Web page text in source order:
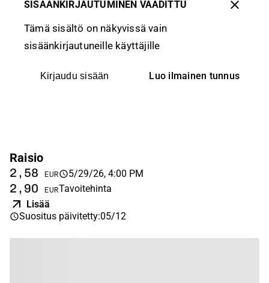
SISÄÄNKIRJAUTUMINEN VAADITTU
Tämä sisältö on näkyvissä vain
sisäänkirjautuneille käyttäjille
Kirjaudu sisään Luo ilmainen tunnus
Raisio
2,58 EUR 5/29/26, 4:00 PM
2,90 EURTavoitehinta
Lisää
Suositus päivitetty:05/12